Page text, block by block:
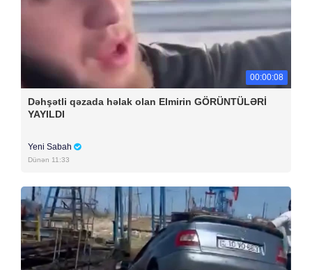
00:00:08
Dəhşətli qəzada həlak olan Elmirin GÖRÜNTÜLƏRİ
YAYILDI
Yeni Sabah
Dünən 11:33